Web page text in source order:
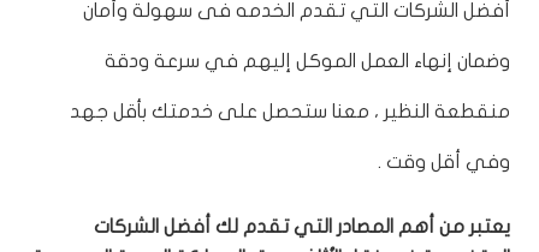
أفضل الشركات التي تقدم الخدمه فى سهولة وأمان
وضمان إنهاء العمل الموكل إليهم في سرعة ودقة
منقطعة النظير ، معنا ستحصل على خدمتك بأقل جهد
وفي أقل وقت .
يعتبر من أهم المصادر التي تقدم لك أفضل الشركات